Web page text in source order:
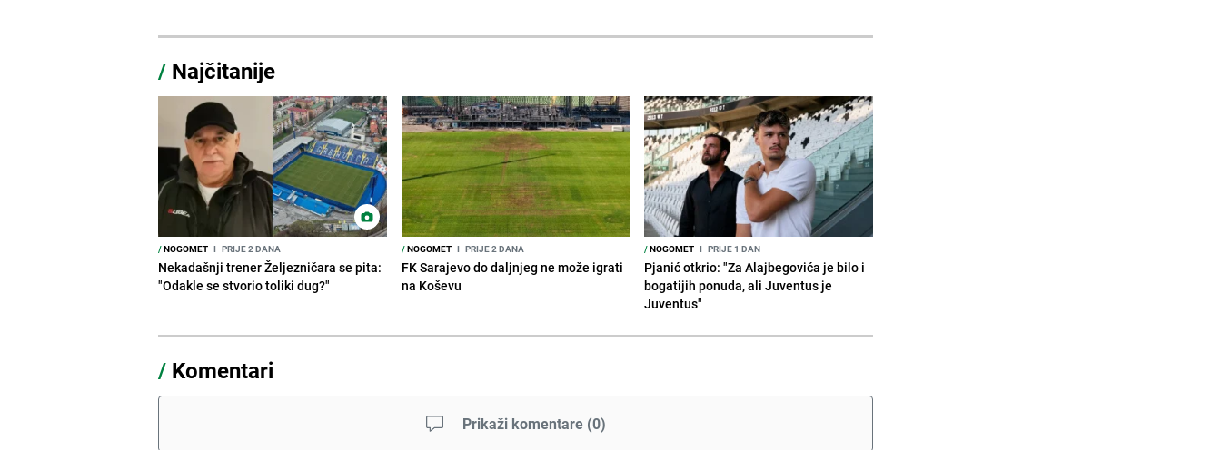
/ Najčitanije
/NOGOMET I PRIJE 2 DANA
Nekadašnji trener Željezničara se pita:
"Odakle se stvorio toliki dug?"
/NOGOMET I PRIJE 2 DANA
FK Sarajevo do daljnjeg ne može igrati
na Koševu
/NOGOMET I PRIJE 1 DAN
Pjanić otkrio: "Za Alajbegovića je bilo i
bogatijih ponuda, ali Juventus je
Juventus"
/ Komentari
Prikaži komentare (0)